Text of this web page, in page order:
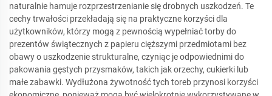
naturalnie hamuje rozprzestrzenianie się drobnych uszkodzeń. Te
cechy trwałości przekładają się na praktyczne korzyści dla
użytkowników, którzy mogą z pewnością wypełniać torby do
prezentów świątecznych z papieru cięższymi przedmiotami bez
obawy o uszkodzenie strukturalne, czyniąc je odpowiednimi do
pakowania gęstych przysmaków, takich jak orzechy, cukierki lub
małe zabawki. Wydłużona żywotność tych toreb przynosi korzyści